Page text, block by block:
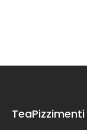
TeaPizzimenti